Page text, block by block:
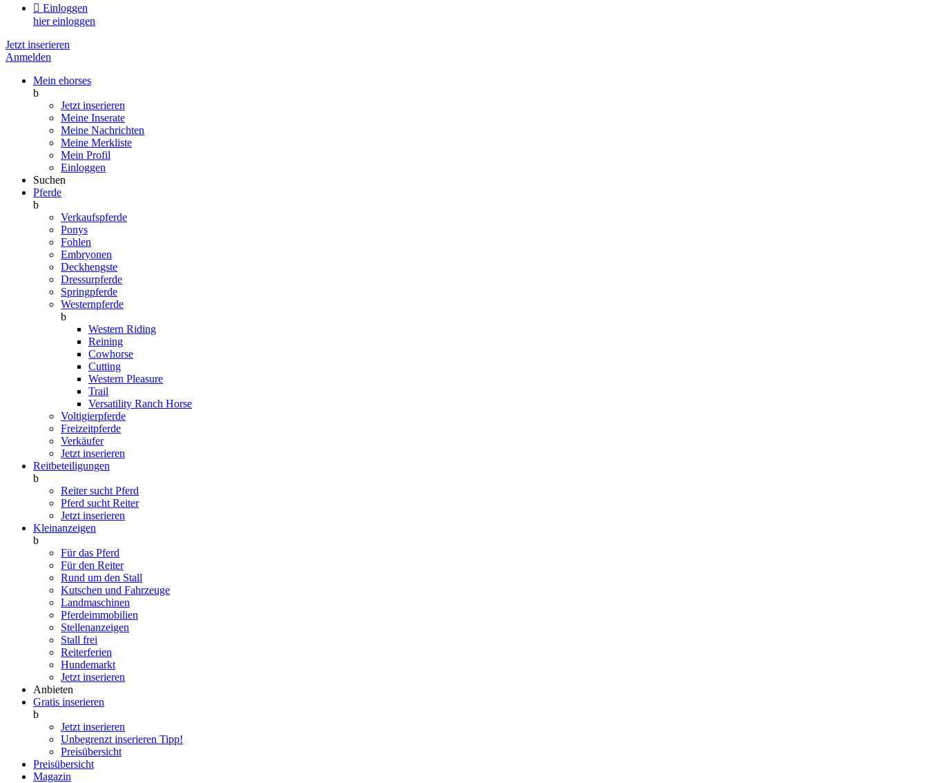
 Einloggen
hier einloggen
Jetzt inserieren
Anmelden
Mein ehorses
b
Jetzt inserieren
Meine Inserate
Meine Nachrichten
Meine Merkliste
Mein Profil
Einloggen
Suchen
Pferde
b
Verkaufspferde
Ponys
Fohlen
Embryonen
Deckhengste
Dressurpferde
Springpferde
Westernpferde
b
Western Riding
Reining
Cowhorse
Cutting
Western Pleasure
Trail
Versatility Ranch Horse
Voltigierpferde
Freizeitpferde
Verkäufer
Jetzt inserieren
Reitbeteiligungen
b
Reiter sucht Pferd
Pferd sucht Reiter
Jetzt inserieren
Kleinanzeigen
b
Für das Pferd
Für den Reiter
Rund um den Stall
Kutschen und Fahrzeuge
Landmaschinen
Pferdeimmobilien
Stellenanzeigen
Stall frei
Reiterferien
Hundemarkt
Jetzt inserieren
Anbieten
Gratis inserieren
b
Jetzt inserieren
Unbegrenzt inserieren Tipp!
Preisübersicht
Preisübersicht
Magazin